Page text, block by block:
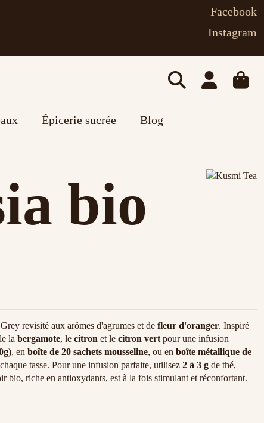
Facebook
Instagram
Épicerie sucrée Blog
bio
revisité aux arômes d'agrumes et de fleur d'oranger. Inspiré
la bergamote, le citron et le citron vert pour une infusion
, en boîte de 20 sachets mousseline, ou en boîte métallique de
tasse. Pour une infusion parfaite, utilisez 2 à 3 g de thé,
bio, riche en antioxydants, est à la fois stimulant et réconfortant.